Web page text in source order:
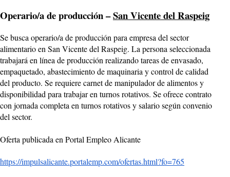
Operario/a de producción –San Vicente del Raspeig
Se busca operario/a de producción para empresa del sector
alimentario en San Vicente del Raspeig. La persona seleccionada
trabajará en línea de producción realizando tareas de envasado,
empaquetado, abastecimiento de maquinaria y control de calidad
del producto. Se requiere carnet de manipulador de alimentos y
disponibilidad para trabajar en turnos rotativos. Se ofrece contrato
con jornada completa en turnos rotativos y salario según convenio
del sector.
Oferta publicada en Portal Empleo Alicante
https://impulsalicante.portalemp.com/ofertas.html?fo=765